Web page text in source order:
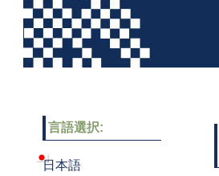
言語選択:
日本語